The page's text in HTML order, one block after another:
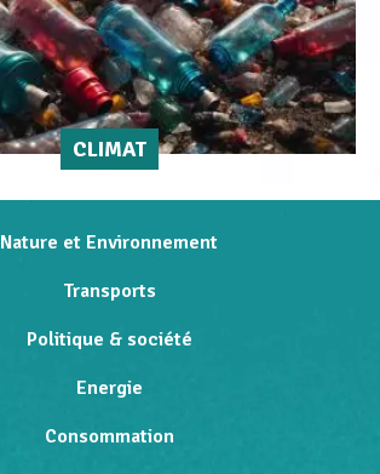
CLIMAT
Nature et Environnement
Transports
Politique & société
Energie
Consommation